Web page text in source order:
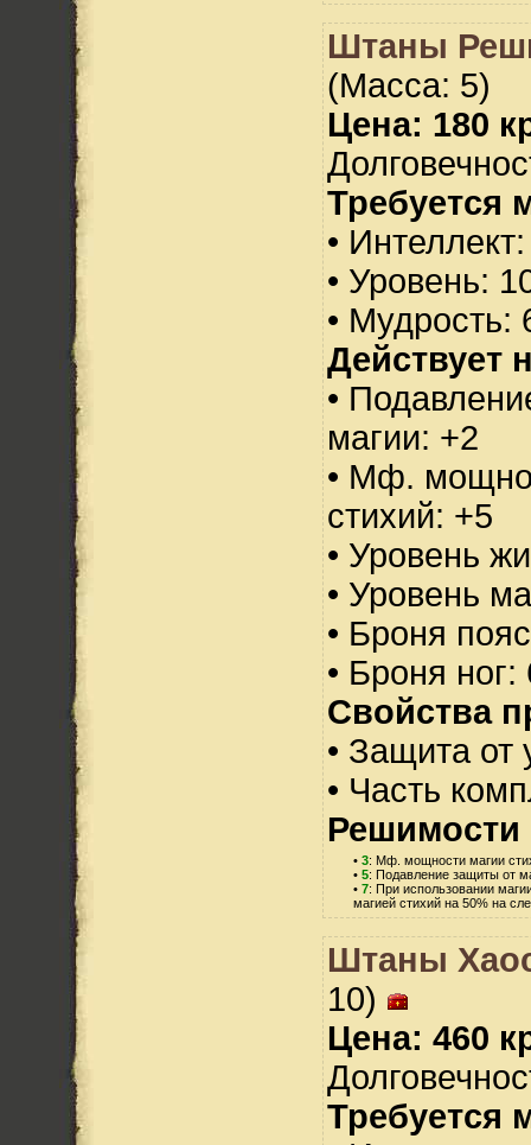
Штаны
(Масса: 5)
Цена: 180
Требуется
•
• Уровень:
• Мудрость:
Действует
•
магии: +2
• Мф.
стихий: +5
• Уровень
• Уровень
• Броня
• Броня
Свойства
• Защита от
• Часть
Решимости
• 3: Мф. мощности магии
• 5: Подавление защиты от
• 7: При использовании
магией стихий на 50% на
Штаны
10)
Цена: 460
Требуется